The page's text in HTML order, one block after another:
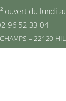
ouvert du lundi
96 52 33 04
– 22120